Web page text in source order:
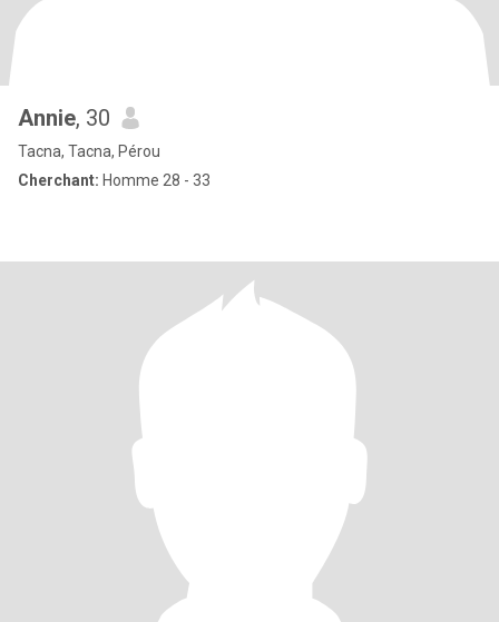
Annie, 30
Tacna, Tacna, Pérou
Cherchant: Homme 28 - 33